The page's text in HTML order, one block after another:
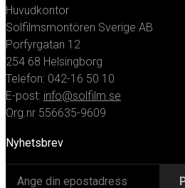
Huvudkontor
Solfilmsmontören Sverige AB
Porfyrgatan 12
254 68 Helsingborg
Telefon: 042-16 50 10
E-post: info@solfilm.se
Org.nr 556635-9609
Nyhetsbrev